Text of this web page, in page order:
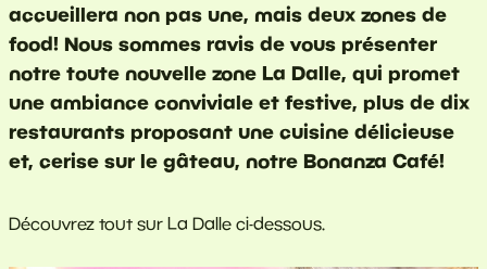
accueillera non pas une, mais deux zones de
food! Nous sommes ravis de vous présenter
notre toute nouvelle zone La Dalle, qui promet
une ambiance conviviale et festive, plus de dix
restaurants proposant une cuisine délicieuse
et, cerise sur le gâteau, notre Bonanza Café!
Découvrez tout sur La Dalle ci-dessous.